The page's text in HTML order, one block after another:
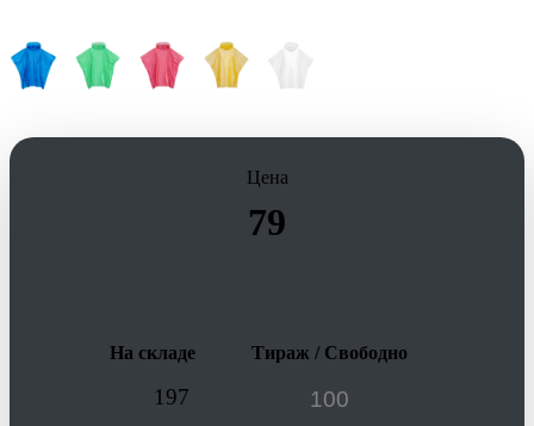
Цена
79
На складе Тираж / Свободно
197